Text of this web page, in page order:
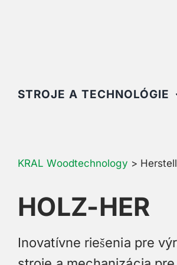
STROJE A TECHNOLÓGIE
KRAL Woodtechnology >
HOLZ-HER
Inovatívne riešenia pre